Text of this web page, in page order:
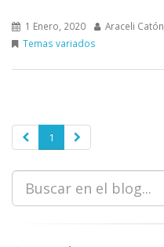
1 Enero, 2020 Araceli Catón
Temas variados
1